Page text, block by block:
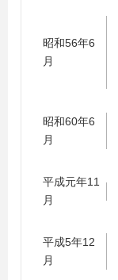
昭和56年6
月
昭和60年6
月
平成元年11
月
平成5年12
月